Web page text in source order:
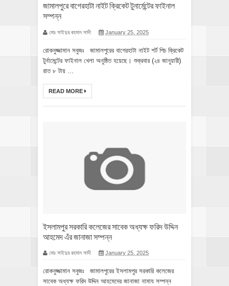
জামালপুরে বাগেরহাটা নাইট ক্রিকেট টুনার্মেন্টের ফাইনাল
সম্পন্ন
মোঃ সাইদুর রহমান সাদী January 25, 2025
রোকনুজ্জামান সবুজঃ জামালপুরের বাগেরহাটা নাইট শর্ট পিচ ক্রিকেট
টুর্নামেন্টের ফাইনাল খেলা অনুষ্ঠিত হয়েছে। শুক্রবার (২৪ জানুয়ারী)
রাত ৮ টায় ...
READ MORE
ইসলামপুর সরকারি কলেজের সাবেক অধ্যক্ষ ফরিদ উদ্দিন
আহমেদ এঁর জানাজা সম্পন্ন
মোঃ সাইদুর রহমান সাদী January 25, 2025
রোকনুজ্জামান সবুজঃ জামালপুরের ইসলামপুর সরকারি কলেজের
সাবেক অধ্যক্ষ ফরিদ উদ্দিন আহমেদের জানাজা নামায সম্পন্ন